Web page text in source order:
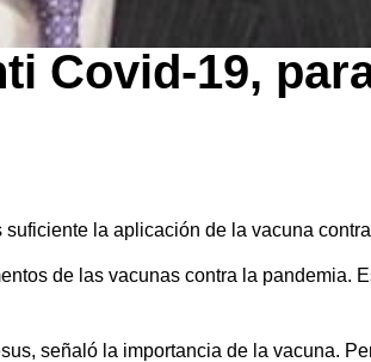
Covid-19,
la aplicación de la vacuna
de las vacunas contra la pandemia.
señaló la importancia de la vacuna.